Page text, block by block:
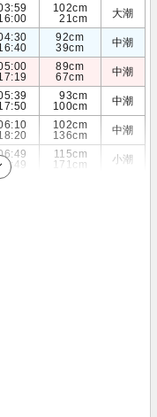
102cm
21cm
大潮
92cm
39cm
中潮
89cm
67cm
中潮
93cm
100cm
中潮
102cm
136cm
中潮
115cm
171cm
小潮